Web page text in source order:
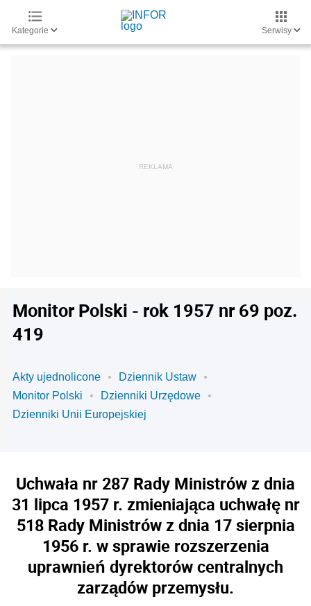
Kategorie Serwisy
Monitor Polski - rok 1957 nr 69 poz.
419
Akty ujednolicone
Dziennik Ustaw
Monitor Polski
Dzienniki Urzędowe
Dzienniki Unii Europejskiej
Uchwała nr 287 Rady Ministrów z dnia
31 lipca 1957 r. zmieniająca uchwałę nr
518 Rady Ministrów z dnia 17 sierpnia
1956 r. w sprawie rozszerzenia
uprawnień dyrektorów centralnych
zarządów przemysłu.